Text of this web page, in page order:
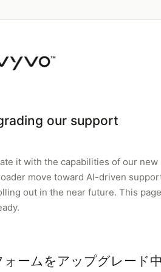
our support
it with the capabilities of our new
move toward AI-driven
out in the near future. This page
ームをアップグレード中